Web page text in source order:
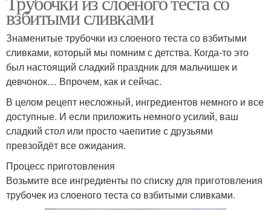
взбитыми сливками
Знаменитые трубочки из слоеного теста со взбитыми
сливками, который мы помним с детства. Когда-то это
был настоящий сладкий праздник для мальчишек и
девчонок… Впрочем, как и сейчас.
В целом рецепт несложный, ингредиентов немного и все
доступные. И если приложить немного усилий, ваш
сладкий стол или просто чаепитие с друзьями
превзойдёт все ожидания.
Процесс приготовления
Возьмите все ингредиенты по списку для приготовления
трубочек из слоеного теста со взбитыми сливками.